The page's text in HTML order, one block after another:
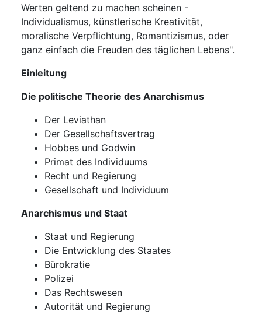
Werten geltend zu machen scheinen -
Individualismus, künstlerische Kreativität,
moralische Verpflichtung, Romantizismus, oder
ganz einfach die Freuden des täglichen Lebens".
Einleitung
Die politische Theorie des Anarchismus
Der Leviathan
Der Gesellschaftsvertrag
Hobbes und Godwin
Primat des Individuums
Recht und Regierung
Gesellschaft und Individuum
Anarchismus und Staat
Staat und Regierung
Die Entwicklung des Staates
Bürokratie
Polizei
Das Rechtswesen
Autorität und Regierung